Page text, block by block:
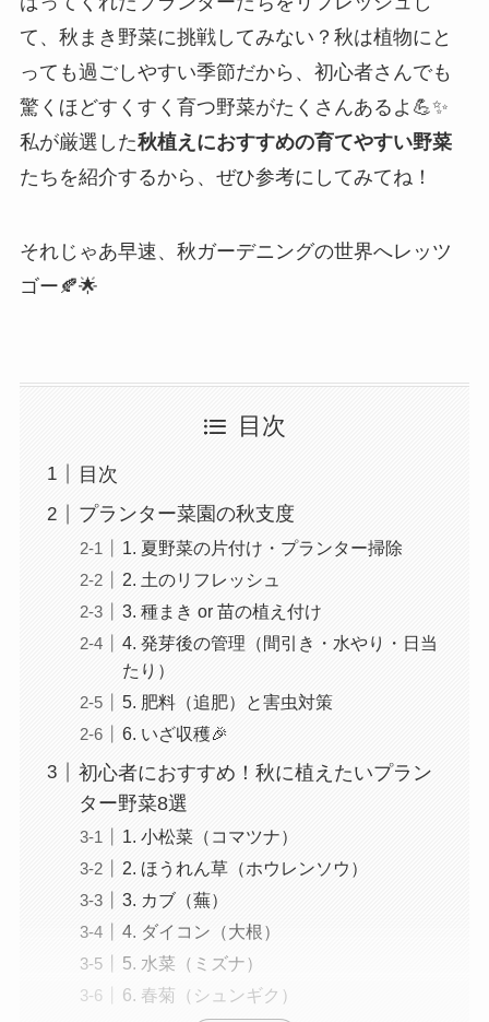
て、秋まき野菜に挑戦してみない？秋は植物にと
っても過ごしやすい季節だから、初心者さんでも
驚くほどすくすく育つ野菜がたくさんあるよ💪✨
私が厳選した秋植えにおすすめの育てやすい野菜
たちを紹介するから、ぜひ参考にしてみてね！
それじゃあ早速、秋ガーデニングの世界へレッツ
ゴー🍂🌟
目次
目次
プランター菜園の秋支度
1. 夏野菜の片付け・プランター掃除
2. 土のリフレッシュ
3. 種まき or 苗の植え付け
4. 発芽後の管理（間引き・水やり・日当
たり）
5. 肥料（追肥）と害虫対策
6. いざ収穫🎉
初心者におすすめ！秋に植えたいプラン
ター野菜8選
1. 小松菜（コマツナ）
2. ほうれん草（ホウレンソウ）
3. カブ（蕪）
4. ダイコン（大根）
5. 水菜（ミズナ）
6. 春菊（シュンギク）